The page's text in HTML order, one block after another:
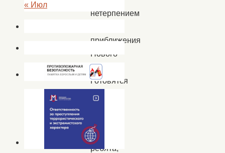
нетерпением
приближения
Нового
года!
Готовятся
к
наши
ребята,
« Июл